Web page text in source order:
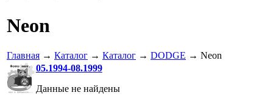
Neon
Главная → Каталог → Каталог → DODGE → Neon
05.1994-08.1999
Данные не найдены